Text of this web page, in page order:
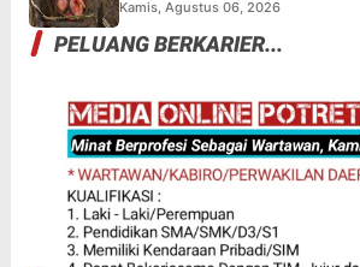
Kamis, Agustus 06, 2026
PELUANG BERKARIER...